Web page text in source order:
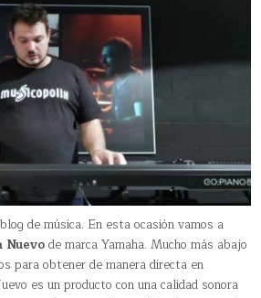
de música. En esta ocasión vamos a
Nuevode marca Yamaha. Mucho más abajo
para obtener de manera directa en
es un producto con una calidad sonora